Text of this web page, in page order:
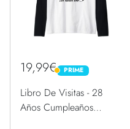
19,99€ PRIME
PRIME
Libro De Visitas - 28
Años Cumpleaños